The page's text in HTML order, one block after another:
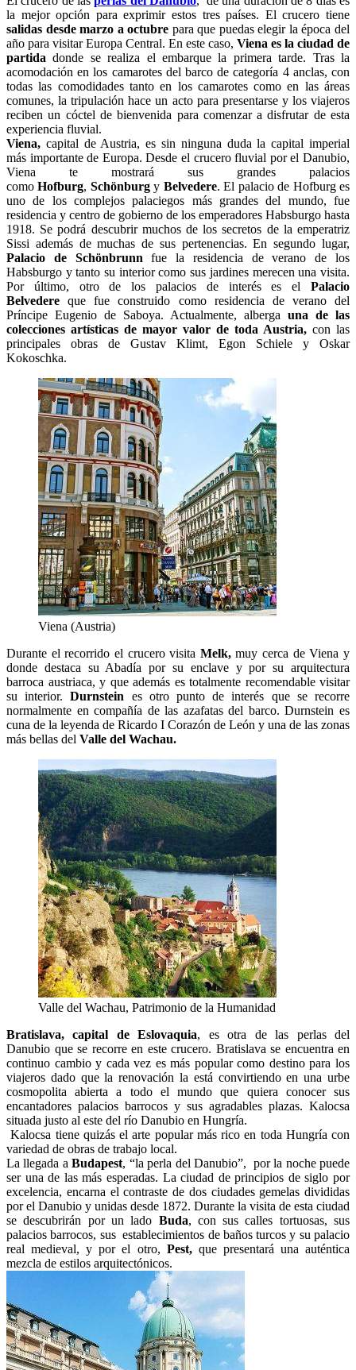
la mejor opción para exprimir estos tres países. El crucero tiene
salidas desde marzo a octubre para que puedas elegir la época del
año para visitar Europa Central. En este caso, Viena es la ciudad de
partida donde se realiza el embarque la primera tarde. Tras la
acomodación en los camarotes del barco de categoría 4 anclas, con
todas las comodidades tanto en los camarotes como en las áreas
comunes, la tripulación hace un acto para presentarse y los viajeros
reciben un cóctel de bienvenida para comenzar a disfrutar de esta
experiencia fluvial.
Viena, capital de Austria, es sin ninguna duda la capital imperial
más importante de Europa. Desde el crucero fluvial por el Danubio,
Viena te mostrará sus grandes palacios
comoHofburg, Schönburgy Belvedere. El palacio de Hofburg es
uno de los complejos palaciegos más grandes del mundo, fue
residencia y centro de gobierno de los emperadores Habsburgo hasta
1918. Se podrá descubrir muchos de los secretos de la emperatriz
Sissi además de muchas de sus pertenencias. En segundo lugar,
Palacio de Schönbrunn fue la residencia de verano de los
Habsburgo y tanto su interior como sus jardines merecen una visita.
Por último, otro de los palacios de interés es el Palacio
Belvedere que fue construido como residencia de verano del
Príncipe Eugenio de Saboya. Actualmente, alberga una de las
colecciones artísticas de mayor valor de toda Austria, con las
principales obras de Gustav Klimt, Egon Schiele y Oskar
Kokoschka.
Viena (Austria)
Durante el recorrido el crucero visita Melk,muy cerca de Viena y
donde destaca su Abadía por su enclave y por su arquitectura
barroca austriaca, y que además es totalmente recomendable visitar
su interior. Durnstein es otro punto de interés que se recorre
normalmente en compañía de las azafatas del barco. Durnstein es
cuna de la leyenda de Ricardo I Corazón de León y una de las zonas
más bellas del Valle del Wachau.
Valle del Wachau, Patrimonio de la Humanidad
Bratislava, capital de Eslovaquia, es otra de las perlas del
Danubio que se recorre en este crucero. Bratislava se encuentra en
continuo cambio y cada vez es más popular como destino para los
viajeros dado que la renovación la está convirtiendo en una urbe
cosmopolita abierta a todo el mundo que quiera conocer sus
encantadores palacios barrocos y sus agradables plazas. Kalocsa
situada justo al este del río Danubio en Hungría.
Kalocsa tiene quizás el arte popular más rico en toda Hungría con
variedad de obras de trabajo local.
La llegada aBudapest, “la perla del Danubio”, por la noche puede
ser una de las más esperadas. La ciudad de principios de siglo por
excelencia, encarna el contraste de dos ciudades gemelas divididas
por el Danubio y unidas desde 1872. Durante la visita de esta ciudad
se descubrirán por un lado Buda, con sus calles tortuosas, sus
palacios barrocos, sus establecimientos de baños turcos y su palacio
real medieval, y por el otro, Pest,que presentará una auténtica
mezcla de estilos arquitectónicos.